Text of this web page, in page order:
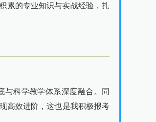
累的专业知识与实战经验，扎
与科学教学体系深度融合。同
高效进阶，这也是我积极报考